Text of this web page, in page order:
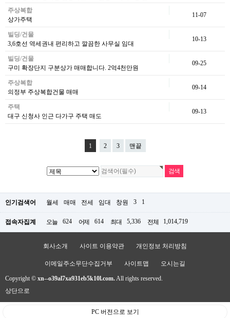
주상복합
상가주택
11-07
빌딩/건물
3,6호선 역세권내 편리하고 깔끔한 사무실 임대
10-13
빌딩/건물
구미 확장단지 구분상가 매매합니다. 2억4천만원
09-25
주상복합
의정부 주상복합건물 매매
09-14
주택
대구 신청사 인근 다가구 주택 매도
09-13
1 2 3 맨끝
인기검색어 월세 매매 전세 임대 창원 3 1
접속자집계 오늘 624 어제 614 최대 5,336 전체 1,014,719
회사소개 사이트 이용약관 개인정보 처리방침
이메일주소무단수집거부 사이트맵 오시는길
Copyright © xn--o39al7xa931eb5k10l.com.All rights reserved.
상단으로
PC 버전으로 보기